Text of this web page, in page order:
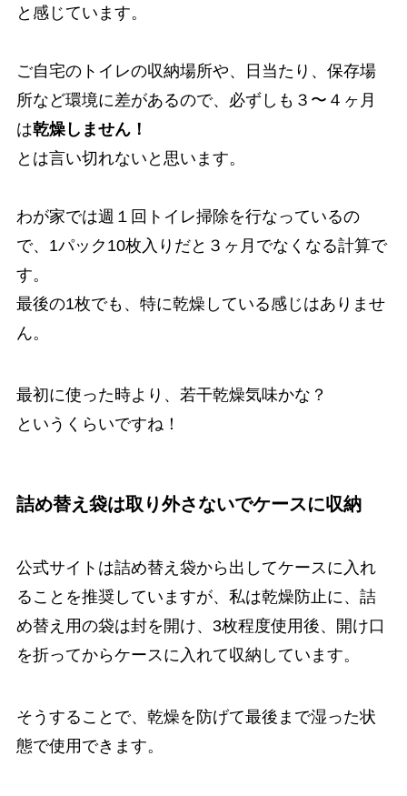
と感じています。
ご自宅のトイレの収納場所や、日当たり、保存場
所など環境に差があるので、必ずしも３〜４ヶ月
は乾燥しません！
とは言い切れないと思います。
わが家では週１回トイレ掃除を行なっているの
で、1パック10枚入りだと３ヶ月でなくなる計算で
す。
最後の1枚でも、特に乾燥している感じはありませ
ん。
最初に使った時より、若干乾燥気味かな？
というくらいですね！
詰め替え袋は取り外さないでケースに収納
公式サイトは詰め替え袋から出してケースに入れ
ることを推奨していますが、私は乾燥防止に、詰
め替え用の袋は封を開け、3枚程度使用後、開け口
を折ってからケースに入れて収納しています。
そうすることで、乾燥を防げて最後まで湿った状
態で使用できます。